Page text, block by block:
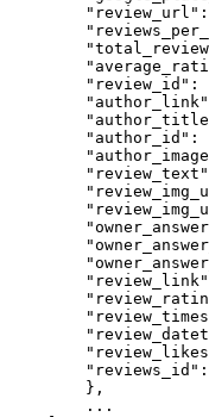
"review_id":
"author_id":
        },
        ...